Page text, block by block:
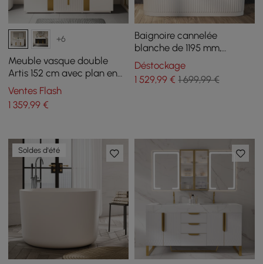
+6
Meuble vasque double
Artis 152 cm avec plan en
pierre frittée et rangement
Ventes Flash
1 359,99 €
Baignoire cannelée
blanche de 1195 mm,
baignoire autoportante en
résine de trempage
Déstockage
1 529,99€ 1 699,99 €
Soldes d'été